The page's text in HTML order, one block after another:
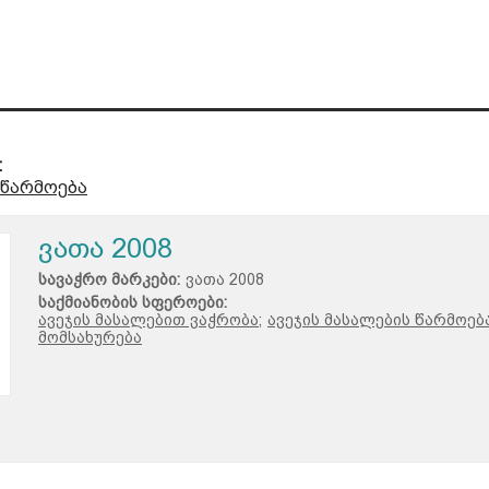
ვათა 2008
სავაჭრო მარკები: ვათა 2008
საქმიანობის სფეროები:
ავეჯის მასალებით ვაჭრობა; ავეჯის მასალების
მომსახურება